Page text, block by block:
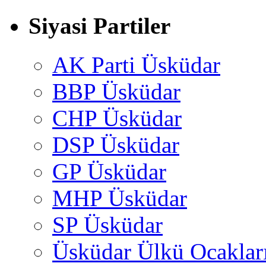
Siyasi Partiler
AK Parti Üsküdar
BBP Üsküdar
CHP Üsküdar
DSP Üsküdar
GP Üsküdar
MHP Üsküdar
SP Üsküdar
Üsküdar Ülkü